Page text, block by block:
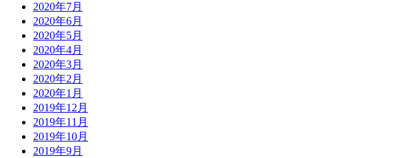
2020年7月
2020年6月
2020年5月
2020年4月
2020年3月
2020年2月
2020年1月
2019年12月
2019年11月
2019年10月
2019年9月